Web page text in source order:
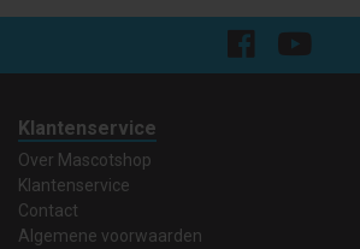
Klantenservice
Over Mascotshop
Klantenservice
Contact
Algemene voorwaarden